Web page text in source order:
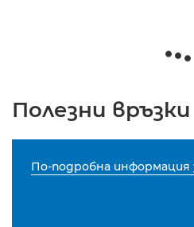
Полезни връзки
По-подробна информация